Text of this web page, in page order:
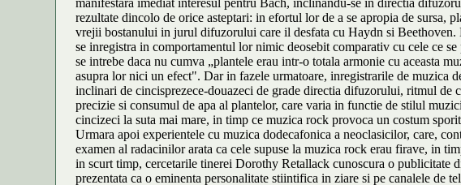
rezultate dincolo de orice asteptari: in efortul lor de a se apropia de sursa,
vrejii bostanului in jurul difuzorului care il desfata cu Haydn si
se inregistra in comportamentul lor nimic deosebit comparativ cu cele ce
se intrebe daca nu cumva „plantele erau intr-o totala armonie cu aceasta
asupra lor nici un efect". Dar in fazele urmatoare, inregistrarile de muzica
inclinari de cincisprezece-douazeci de grade directia difuzorului, ritmul de
precizie si consumul de apa al plantelor, care varia in functie de stilul
cincizeci la suta mai mare, in timp ce muzica rock provoca un costum
Urmara apoi experientele cu muzica dodecafonica a neoclasicilor, care,
examen al radacinilor arata ca cele supuse la muzica rock erau firave, in
in scurt timp, cercetarile tinerei Dorothy Retallack cunoscura o publicitate
prezentata ca o eminenta personalitate stiintifica in ziare si pe canalele de